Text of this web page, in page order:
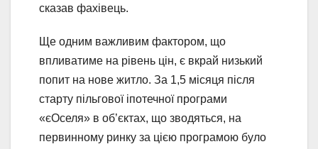
сказав фахівець.
Ще одним важливим фактором, що
впливатиме на рівень цін, є вкрай низький
попит на нове житло. За 1,5 місяця після
старту пільгової іпотечної програми
«єОселя» в об’єктах, що зводяться, на
первинному ринку за цією програмою було